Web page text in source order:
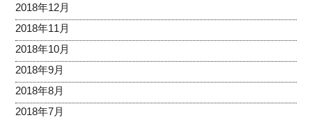
2018年12月
2018年11月
2018年10月
2018年9月
2018年8月
2018年7月